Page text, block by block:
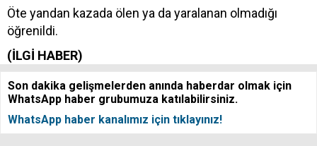
Öte yandan kazada ölen ya da yaralanan olmadığı
öğrenildi.
(İLGİ HABER)
Son dakika gelişmelerden anında haberdar olmak için
WhatsApp haber grubumuza katılabilirsiniz.
WhatsApp haber kanalımız için tıklayınız!